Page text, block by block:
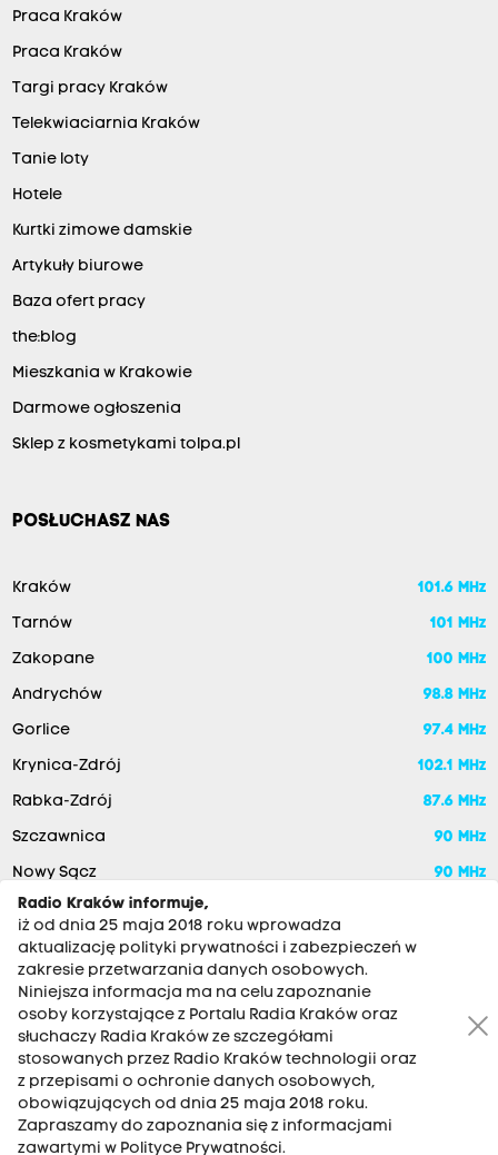
Praca Kraków
Praca Kraków
Targi pracy Kraków
Telekwiaciarnia Kraków
Tanie loty
Hotele
Kurtki zimowe damskie
Artykuły biurowe
Baza ofert pracy
the:blog
Mieszkania w Krakowie
Darmowe ogłoszenia
Sklep z kosmetykami tolpa.pl
POSŁUCHASZ NAS
Kraków 101.6 MHz
Tarnów 101 MHz
Zakopane 100 MHz
Andrychów 98.8 MHz
Gorlice 97.4 MHz
Krynica-Zdrój 102.1 MHz
Rabka-Zdrój 87.6 MHz
Szczawnica 90 MHz
Nowy Sącz 90 MHz
RADIO KRAKÓW SA. Aleja Juliusza Słowackiego 22, 30-007
Kraków
Antena: 12 200 33 33
Radio Kraków informuje,
iż od dnia 25 maja 2018 roku wprowadza
aktualizację polityki prywatności i zabezpieczeń w
zakresie przetwarzania danych osobowych.
Niniejsza informacja ma na celu zapoznanie
osoby korzystające z Portalu Radia Kraków oraz
słuchaczy Radia Kraków ze szczegółami
stosowanych przez Radio Kraków technologii oraz
z przepisami o ochronie danych osobowych,
obowiązujących od dnia 25 maja 2018 roku.
Zapraszamy do zapoznania się z informacjami
zawartymi w Polityce Prywatności.